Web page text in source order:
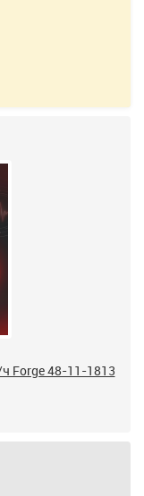
Forge 48-11-1813